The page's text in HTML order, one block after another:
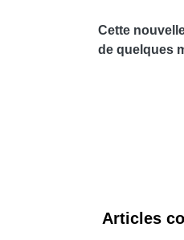
Cette
de quelques
Articles